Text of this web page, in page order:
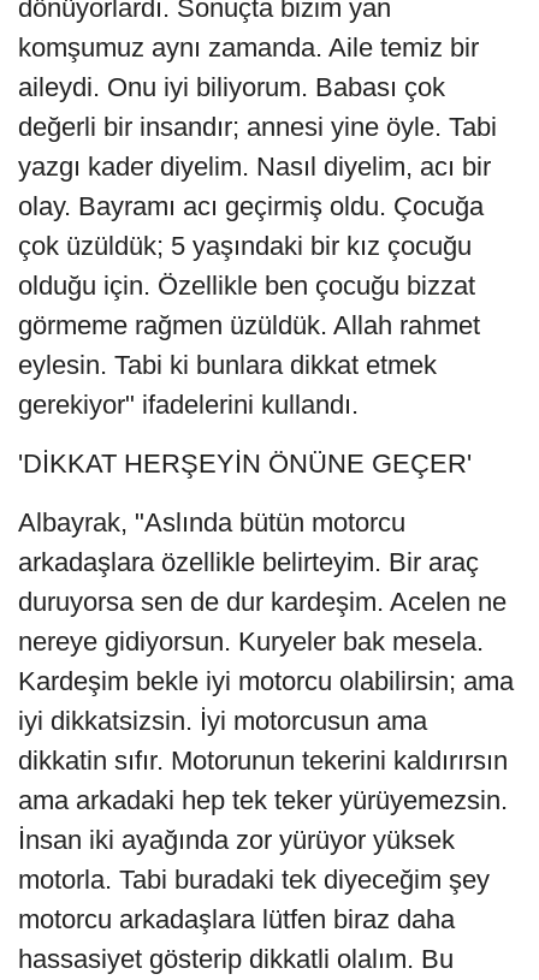
dönüyorlardı. Sonuçta bizim yan
komşumuz aynı zamanda. Aile temiz bir
aileydi. Onu iyi biliyorum. Babası çok
değerli bir insandır; annesi yine öyle. Tabi
yazgı kader diyelim. Nasıl diyelim, acı bir
olay. Bayramı acı geçirmiş oldu. Çocuğa
çok üzüldük; 5 yaşındaki bir kız çocuğu
olduğu için. Özellikle ben çocuğu bizzat
görmeme rağmen üzüldük. Allah rahmet
eylesin. Tabi ki bunlara dikkat etmek
gerekiyor" ifadelerini kullandı.
'DİKKAT HERŞEYİN ÖNÜNE GEÇER'
Albayrak, "Aslında bütün motorcu
arkadaşlara özellikle belirteyim. Bir araç
duruyorsa sen de dur kardeşim. Acelen ne
nereye gidiyorsun. Kuryeler bak mesela.
Kardeşim bekle iyi motorcu olabilirsin; ama
iyi dikkatsizsin. İyi motorcusun ama
dikkatin sıfır. Motorunun tekerini kaldırırsın
ama arkadaki hep tek teker yürüyemezsin.
İnsan iki ayağında zor yürüyor yüksek
motorla. Tabi buradaki tek diyeceğim şey
motorcu arkadaşlara lütfen biraz daha
hassasiyet gösterip dikkatli olalım. Bu